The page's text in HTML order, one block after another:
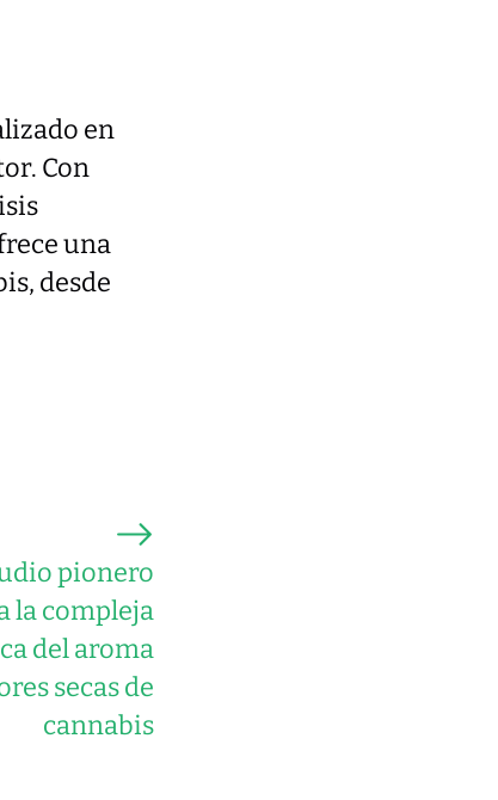
en
Con
una
desde
pionero
la compleja
del aroma
secas de
cannabis